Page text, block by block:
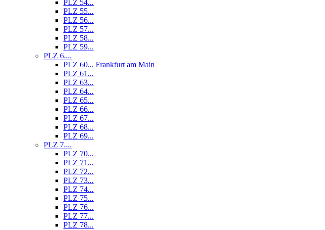
PLZ 54...
PLZ 55...
PLZ 56...
PLZ 57...
PLZ 58...
PLZ 59...
PLZ 6....
PLZ 60... Frankfurt am Main
PLZ 61...
PLZ 63...
PLZ 64...
PLZ 65...
PLZ 66...
PLZ 67...
PLZ 68...
PLZ 69...
PLZ 7....
PLZ 70...
PLZ 71...
PLZ 72...
PLZ 73...
PLZ 74...
PLZ 75...
PLZ 76...
PLZ 77...
PLZ 78...